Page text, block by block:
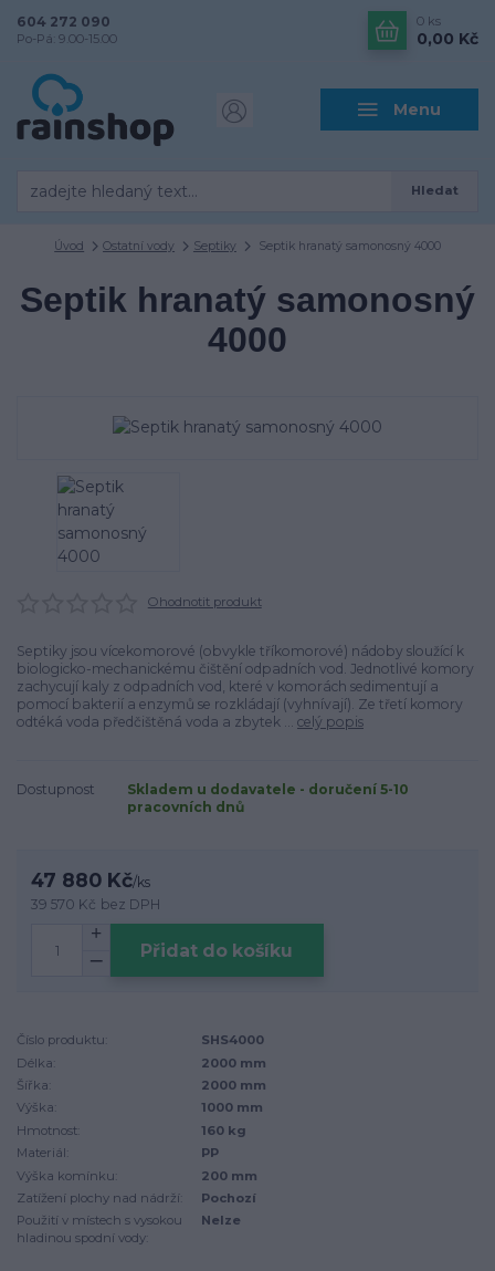
Menu
Hledat
604 272 090
Po-Pá: 9.00-15.00
0 ks
0,00 Kč
Úvod Ostatní vody Septiky Septik hranatý samonosný 4000
Septik hranatý samonosný
4000
Ohodnotit produkt
Septiky jsou vícekomorové (obvykle tříkomorové) nádoby sloužící k
biologicko-mechanickému čištění odpadních vod. Jednotlivé komory
zachycují kaly z odpadních vod, které v komorách sedimentují a
pomocí bakterií a enzymů se rozkládají (vyhnívají). Ze třetí komory
odtéká voda předčištěná voda a zbytek ... celý popis
Dostupnost
Skladem u dodavatele - doručení 5-10
pracovních dnů
47 880 Kč/ks
39 570 Kč bez DPH
Přidat do košíku
Číslo produktu:
SHS4000
Délka:
2000 mm
Šířka:
2000 mm
Výška:
1000 mm
Hmotnost:
160 kg
Materiál:
PP
Výška komínku:
200 mm
Zatížení plochy nad nádrží:
Pochozí
Použití v místech s vysokou
hladinou spodní vody:
Nelze